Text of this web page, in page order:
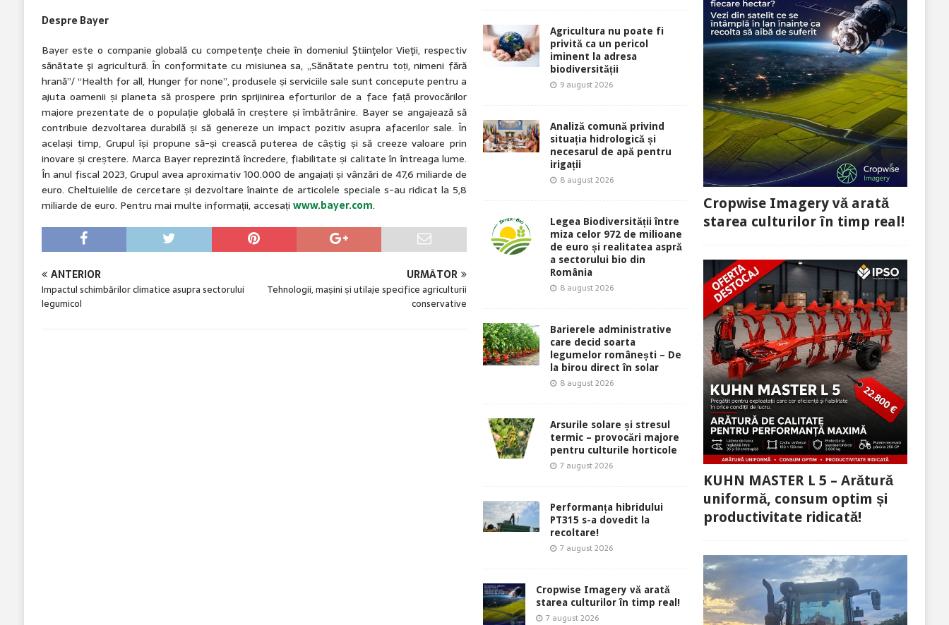
Despre Bayer
Bayer este o companie globală cu competenţe cheie în domeniul Ştiinţelor Vieţii, respectiv
sănătate şi agricultură. În conformitate cu misiunea sa, „Sănătate pentru toți, nimeni fără
hrană”/ “Health for all, Hunger for none”, produsele și serviciile sale sunt concepute pentru a
ajuta oamenii și planeta să prospere prin sprijinirea eforturilor de a face față provocărilor
majore prezentate de o populație globală în creștere și îmbătrânire. Bayer se angajează să
contribuie dezvoltarea durabilă și să genereze un impact pozitiv asupra afacerilor sale. În
același timp, Grupul își propune să-și crească puterea de câștig și să creeze valoare prin
inovare și creștere. Marca Bayer reprezintă încredere, fiabilitate și calitate în întreaga lume.
În anul fiscal 2023, Grupul avea aproximativ 100.000 de angajați și vânzări de 47,6 miliarde de
euro. Cheltuielile de cercetare și dezvoltare înainte de articolele speciale s-au ridicat la 5,8
miliarde de euro. Pentru mai multe informații, accesați www.bayer.com.
ANTERIOR
Impactul schimbărilor climatice asupra sectorului
legumicol
URMĂTOR
Tehnologii, mașini și utilaje specifice agriculturii
conservative
Agricultura nu poate fi
privită ca un pericol
iminent la adresa
biodiversității
9 august 2026
Analiză comună privind
situația hidrologică și
necesarul de apă pentru
irigații
8 august 2026
Legea Biodiversității între
miza celor 972 de milioane
de euro și realitatea aspră
a sectorului bio din
România
8 august 2026
Barierele administrative
care decid soarta
legumelor românești – De
la birou direct în solar
8 august 2026
Arsurile solare și stresul
termic – provocări majore
pentru culturile horticole
7 august 2026
Performanța hibridului
PT315 s-a dovedit la
recoltare!
7 august 2026
Cropwise Imagery vă arată
starea culturilor în timp real!
7 august 2026
Cropwise Imagery vă arată
starea culturilor în timp real!
KUHN MASTER L 5 – Arătură
uniformă, consum optim și
productivitate ridicată!